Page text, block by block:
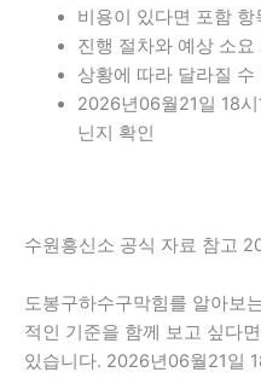
비용이 있다면 포함
진행 절차와 예상 소요
상황에 따라 달라질 수
2026년06월21일 18
닌지 확인
수원흥신소 공식 자료 참고
도봉구하수구막힘를 알아보
적인 기준을 함께 보고 싶다면
있습니다. 2026년06월21일